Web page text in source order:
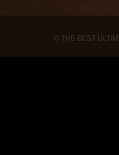
© THE BEST